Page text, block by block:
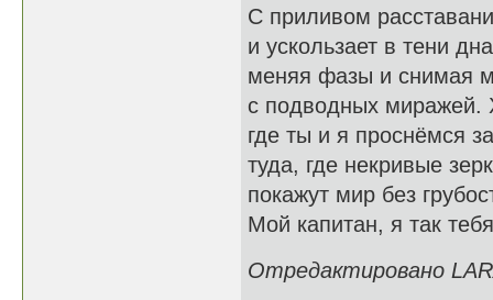
С приливом
и ускользает в тени
меняя фазы и снимая
с подводных миражей.
где ты и я проснёмся
туда, где некривые
покажут мир без
Мой капитан, я так
Отредактировано